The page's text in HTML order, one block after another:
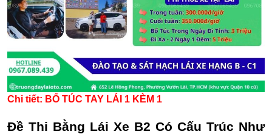
Chi tiết: BỔ TÚC TAY LÁI 1 KÈM 1
Đề Thi Bằng Lái Xe B2 Có Cấu Trúc Như